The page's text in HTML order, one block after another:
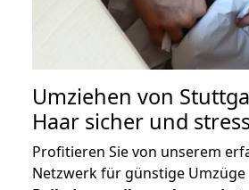
Umziehen von
Haar sicher und
Profitieren Sie von unserem
Netzwerk für günstige